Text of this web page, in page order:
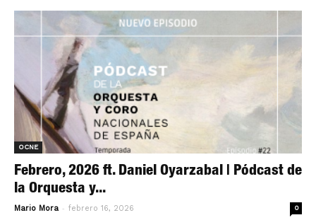
OCNE
Febrero, 2026 ft. Daniel Oyarzabal | Pódcast de
la Orquesta y...
Mario Mora - febrero 16, 2026 0